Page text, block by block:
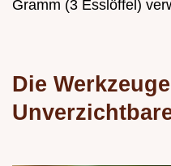
Gramm (3 Esslöffel)
Die